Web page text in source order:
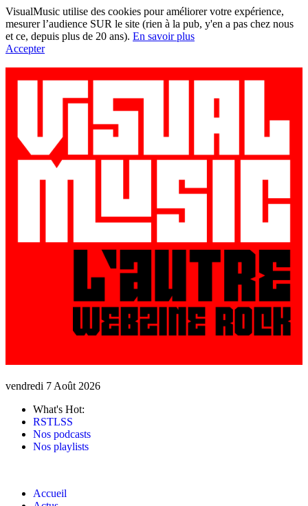
VisualMusic utilise des cookies pour améliorer votre expérience,
mesurer l’audience SUR le site (rien à la pub, y'en a pas chez nous
et ce, depuis plus de 20 ans). En savoir plus
Accepter
vendredi 7 Août 2026
What's Hot:
RSTLSS
Nos podcasts
Nos playlists
Accueil